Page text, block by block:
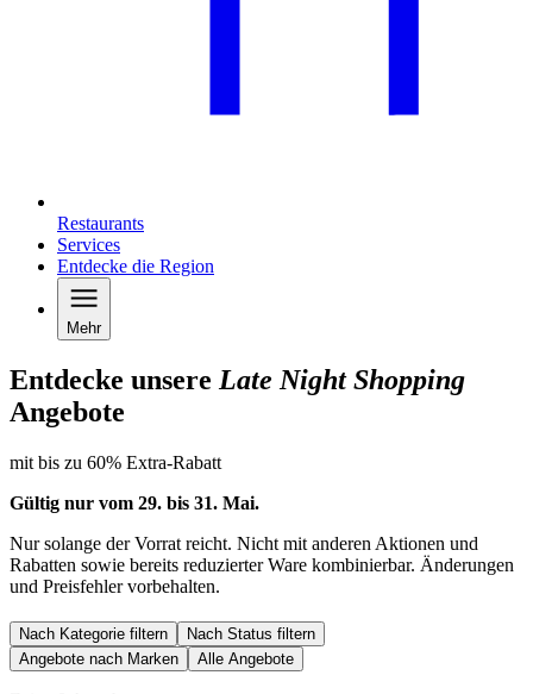
Restaurants
Services
Entdecke die Region
Mehr
Entdecke unsere Late Night Shopping
Angebote
mit bis zu 60% Extra-Rabatt
Gültig nur vom 29. bis 31. Mai.
Nur solange der Vorrat reicht. Nicht mit anderen Aktionen und
Rabatten sowie bereits reduzierter Ware kombinierbar. Änderungen
und Preisfehler vorbehalten.
Nach Kategorie filtern
Nach Status filtern
Angebote nach Marken
Alle Angebote